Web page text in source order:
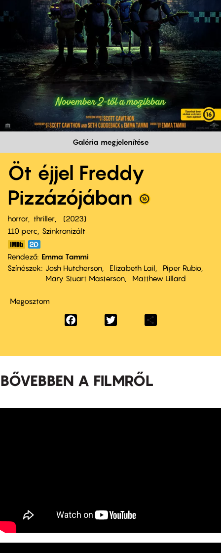
Galéria megjelenítése
Öt éjjel Freddy
Pizzázójában
horror thriller
2023
110 perc,
Szinkronizált
Rendező Emma Tammi
Színészek
Josh Hutcherson Elizabeth Lail
Piper Rubio
Mary Stuart Masterson
Matthew Lillard
Megosztom
Facebook
BŐVEBBEN A FILMRŐL